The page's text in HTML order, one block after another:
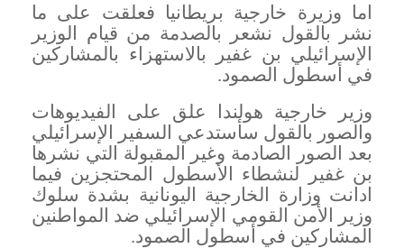
اما وزيرة خارجية بريطانيا فعلقت على ما
نشر بالقول نشعر بالصدمة من قيام الوزير
الإسرائيلي بن غفير بالاستهزاء بالمشاركين
في أسطول الصمود.
وزير خارجية هولندا علق على الفيديوهات
والصور بالقول سأستدعي السفير الإسرائيلي
بعد الصور الصادمة وغير المقبولة التي نشرها
بن غفير لنشطاء الأسطول المحتجزين فيما
ادانت وزارة الخارجية اليونانية بشدة سلوك
وزير الأمن القومي الإسرائيلي ضد المواطنين
المشاركين في أسطول الصمود.